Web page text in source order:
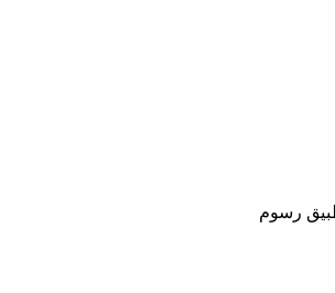
رسوم